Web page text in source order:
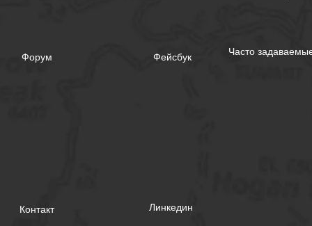
Форум Фейсбук Часто
Контакт Линкедин